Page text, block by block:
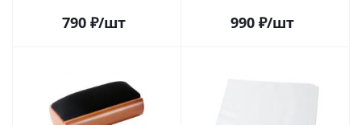
шт.
790 ₽/шт 990 ₽/шт